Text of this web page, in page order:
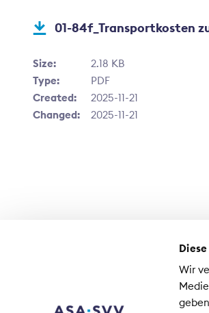
Wir
01-84f_Transportkosten
Size:
2.18 KB
Type:
PDF
Created:
2025-11-21
Changed:
2025-11-21